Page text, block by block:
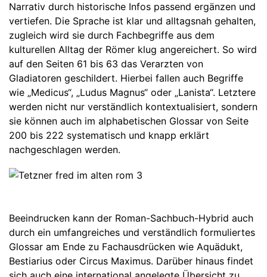
Narrativ durch historische Infos passend ergänzen und
vertiefen. Die Sprache ist klar und alltagsnah gehalten,
zugleich wird sie durch Fachbegriffe aus dem
kulturellen Alltag der Römer klug angereichert. So wird
auf den Seiten 61 bis 63 das Verarzten von
Gladiatoren geschildert. Hierbei fallen auch Begriffe
wie „Medicus“, „Ludus Magnus“ oder „Lanista“. Letztere
werden nicht nur verständlich kontextualisiert, sondern
sie können auch im alphabetischen Glossar von Seite
200 bis 222 systematisch und knapp erklärt
nachgeschlagen werden.
Beeindrucken kann der Roman-Sachbuch-Hybrid auch
durch ein umfangreiches und verständlich formuliertes
Glossar am Ende zu Fachausdrücken wie Aquädukt,
Bestiarius oder Circus Maximus. Darüber hinaus findet